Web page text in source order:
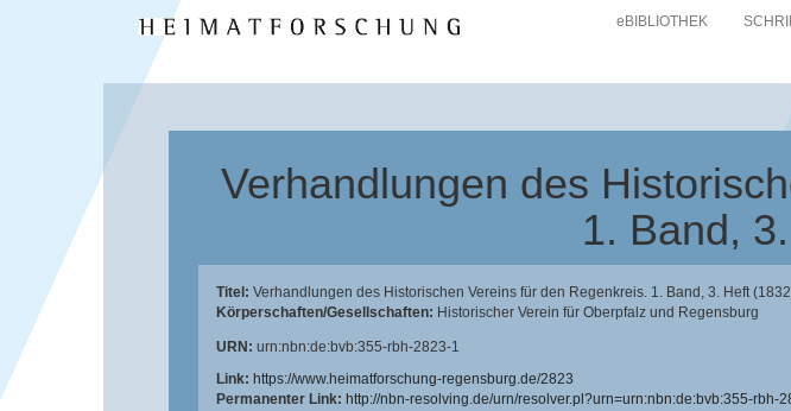
eBIBLIOTHEK
Verhandlungen des
1. Band,
Titel: Verhandlungen des Historischen Vereins für den Regenkreis. 1. Band, 3. Heft
Körperschaften/Gesellschaften: Historischer Verein für Oberpfalz und Regensburg
URN: urn:nbn:de:bvb:355-rbh-2823-1
Link: https://www.heimatforschung-regensburg.de/2823
Permanenter Link: http://nbn-resolving.de/urn/resolver.pl?urn=urn:nbn:de:bvb:355-rbh-